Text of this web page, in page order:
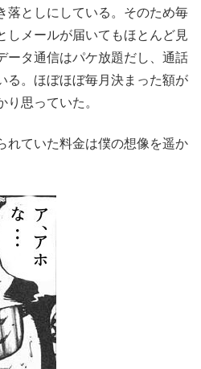
落としにしている。そのため毎
しメールが届いてもほとんど見
ータ通信はパケ放題だし、通話
る。ほぼほぼ毎月決まった額が
思っていた。
れていた料金は僕の想像を遥か